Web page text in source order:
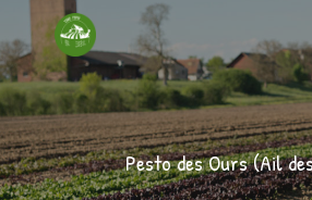
Pesto des Ours (Ail